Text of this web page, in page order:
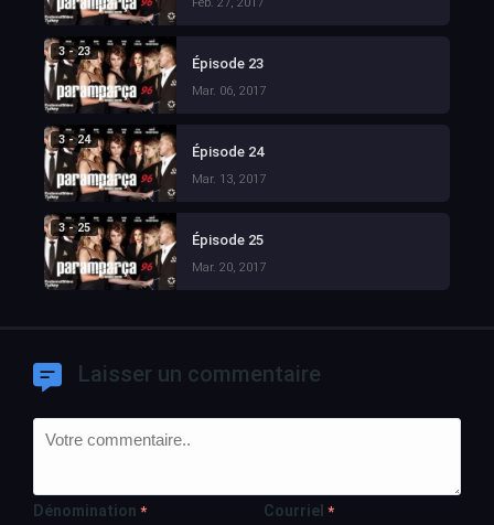
3 - 23
Épisode 23
Mar. 06, 2017
3 - 24
Épisode 24
Mar. 13, 2017
3 - 25
Épisode 25
Mar. 20, 2017
Laisser un commentaire
Dénomination * Courriel *